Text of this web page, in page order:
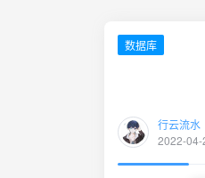
数据库
行云流水
2022-04-